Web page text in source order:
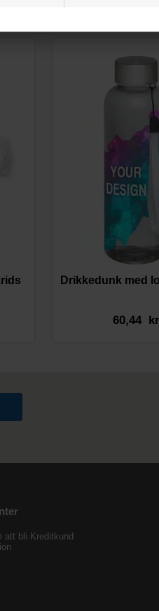
Drikkedunk med
60,44 kr
att bli Kreditkund